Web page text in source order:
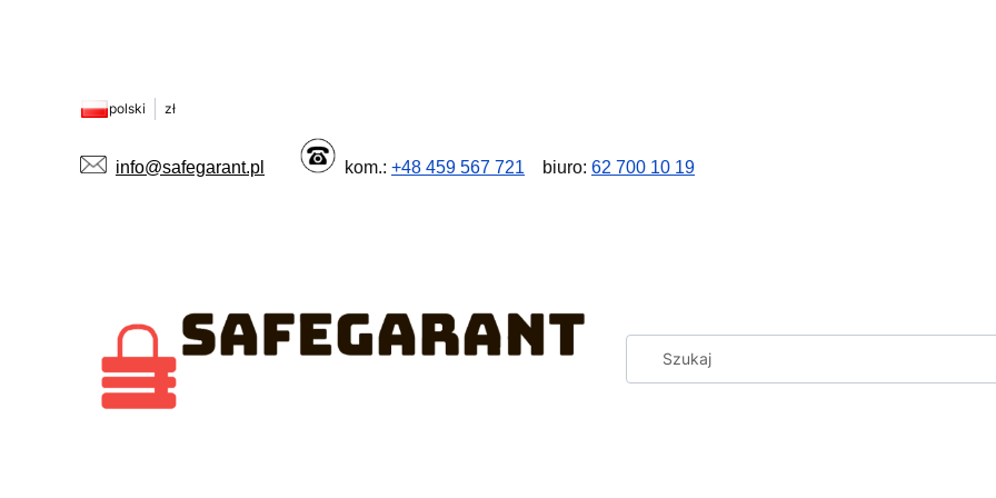
polski zł
info@safegarant.pl kom.: +48 459 567 721 biuro: 62 700 10 19